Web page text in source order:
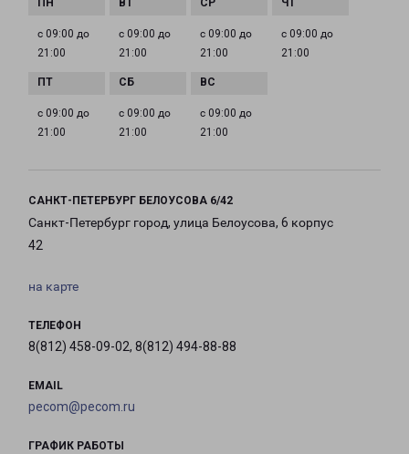
с 09:00 до
21:00
с 09:00 до
21:00
с 09:00 до
21:00
с 09:00 до
21:00
с 09:00 до
21:00
с 09:00 до
21:00
с 09:00 до
21:00
САНКТ-ПЕТЕРБУРГ БЕЛОУСОВА 6/42
Санкт-Петербург город, улица Белоусова, 6 корпус
42
на карте
ТЕЛЕФОН
8(812) 458-09-02, 8(812) 494-88-88
EMAIL
pecom@pecom.ru
ГРАФИК РАБОТЫ